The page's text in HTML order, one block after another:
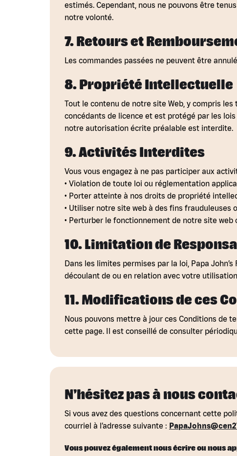
estimés. Cependant, nous ne pouvons être
notre volonté.
7. Retours et
Les commandes passées ne peuvent être
8. Propriété Intellectuelle
‍Tout le contenu de notre site Web, y compris
concédants de licence et est protégé par les
notre autorisation écrite préalable est interdite.
9. Activités Interdites
Vous vous engagez à ne pas participer aux
• Violation de toute loi ou réglementation
• Porter atteinte à nos droits de propriété
• Utiliser notre site web à des fins frauduleuses
• Perturber le fonctionnement de notre site web
10. Limitation de
Dans les limites permises par la loi, Papa
découlant de ou en relation avec votre
11. Modifications de ces
Nous pouvons mettre à jour ces Conditions de
cette page. Il est conseillé de consulter
N'hésitez pas à nous
Si vous avez des questions concernant cette
courriel à l’adresse suivante :
Vous pouvez également nous écrire ou nous